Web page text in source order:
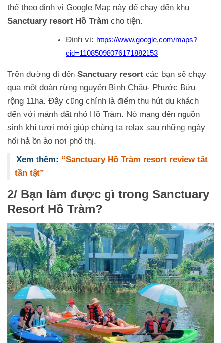
thể theo định vị Google Map này để chạy đến khu
Sanctuary resort Hồ Tràm cho tiện.
Định vị: https://www.google.com/maps?
cid=11085098076171882153
Trên đường đi đến Sanctuary resort các bạn sẽ chạy
qua một đoàn rừng nguyên Bình Châu- Phước Bửu
rộng 11ha. Đây cũng chính là điểm thu hút du khách
đến với mảnh đất nhỏ Hồ Tràm. Nó mang đến nguồn
sinh khí tươi mới giúp chúng ta relax sau những ngày
hối hả ồn ào nơi phố thị.
Xem thêm: “Sanctuary Hồ Tràm resort review tất
tần tật”
2/ Bạn làm được gì trong Sanctuary
Resort Hồ Tràm?